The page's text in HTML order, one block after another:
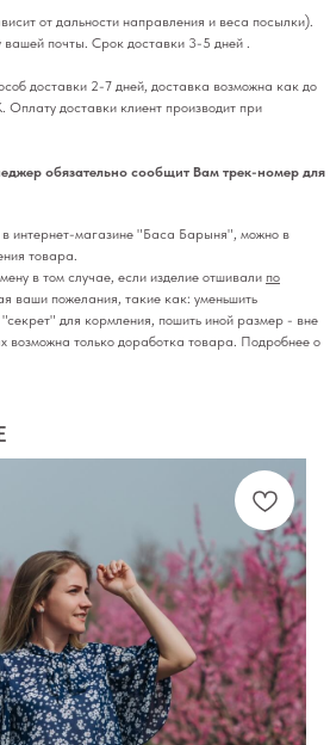
от дальности направления и веса посылки).
вашей почты. Срок доставки 3-5 дней .
доставки 2-7 дней, доставка возможна как до
доставки клиент производит при
обязательно сообщит Вам трек-номер для
в интернет-магазине "Баса Барыня", можно в
товара.
в том случае, если изделие отшивали по
ваши пожелания, такие как: уменьшить
"секрет" для кормления, пошить иной размер - вне
возможна только доработка товара. Подробнее о